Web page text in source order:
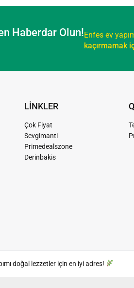
Haberdar Olun!Enfes ev
kaçırmamak
LİNKLER
Çok Fiyat
Sevgimanti
Primedealszone
Derinbakis
doğal lezzetler için en iyi adres!